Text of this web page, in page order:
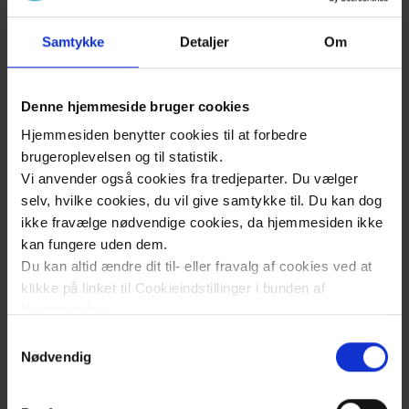
Samtykke Detaljer Om
Denne hjemmeside bruger cookies
Hjemmesiden benytter cookies til at forbedre
brugeroplevelsen og til statistik.
Vi anvender også cookies fra tredjeparter. Du vælger
selv, hvilke cookies, du vil give samtykke til. Du kan dog
ikke fravælge nødvendige cookies, da hjemmesiden ikke
kan fungere uden dem.
Du kan altid ændre dit til- eller fravalg af cookies ved at
klikke på linket til Cookieindstillinger i bunden af
Læs mere om brugen af cookies på vores hjemmeside
Læs mere om vores behandling af personoplysninger
Nødvendig
i-skolen/temadage-og-
temauger/sundhedsundervisning/
FN. (2009).Konvention om rettigheder for
personer med handicap. Lokaliseret 19.
https://www.sm.dk/Media/6383805889657
86998/handicapkonventionen2017_UA.pdf
Hansen, T. I. (2010).Læremiddelanalyse –
multimodalitet som analysekategori.
Tidsskriftet Viden om Læsning, (7), 1-5.
Juul, E. (2024).Den dynamiske
https://skoleidraet.dk/wp-